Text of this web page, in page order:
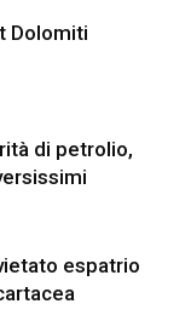
Dolomiti
di petrolio,
espatrio